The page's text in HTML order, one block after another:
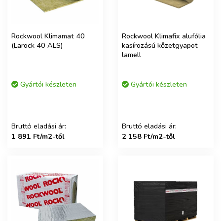
Rockwool Klimamat 40
(Larock 40 ALS)
Gyártói készleten
Bruttó eladási ár:
1 891 Ft/m2-től
Rockwool Klimafix alufólia
kasírozású kőzetgyapot
lamell
Gyártói készleten
Bruttó eladási ár:
2 158 Ft/m2-től